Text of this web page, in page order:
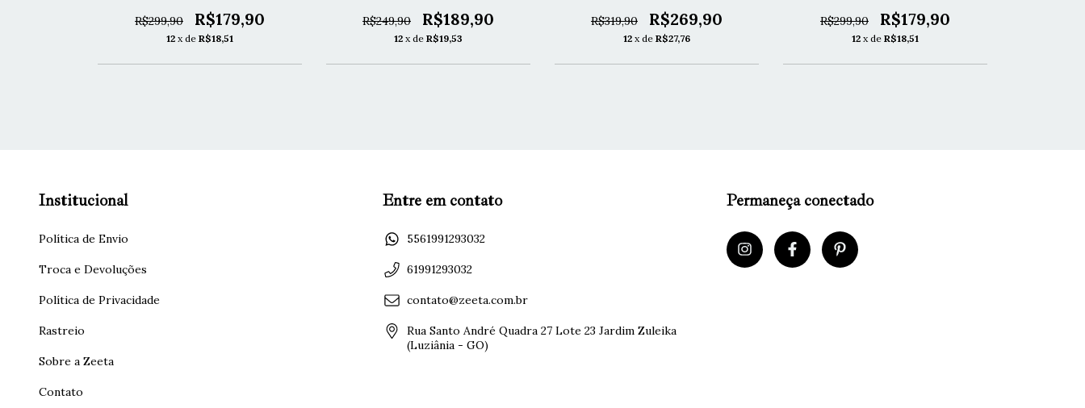
R$299,90 R$179,90
12 x de R$18,51
R$249,90 R$189,90
12 x de R$19,53
R$319,90 R$269,90
12 x de R$27,76
R$299,90 R$179,90
12 x de R$18,51
Institucional
Política de Envio
Troca e Devoluções
Política de Privacidade
Rastreio
Sobre a Zeeta
Contato
Entre em contato
5561991293032
61991293032
contato@zeeta.com.br
Rua Santo André Quadra 27 Lote 23 Jardim Zuleika
(Luziânia - GO)
Permaneça conectado